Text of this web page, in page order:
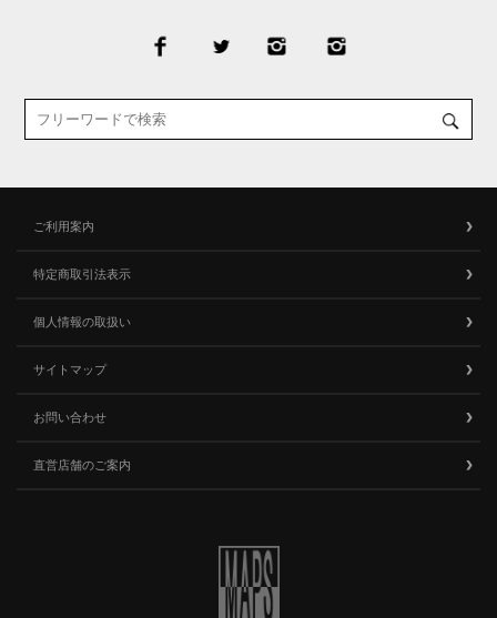
ご利用案内
特定商取引法表示
個人情報の取扱い
サイトマップ
お問い合わせ
直営店舗のご案内